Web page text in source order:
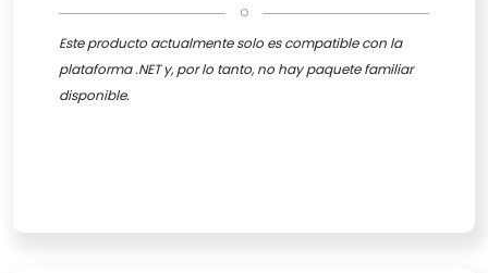
o
Este producto actualmente solo es compatible con la
plataforma .NET y, por lo tanto, no hay paquete familiar
disponible.